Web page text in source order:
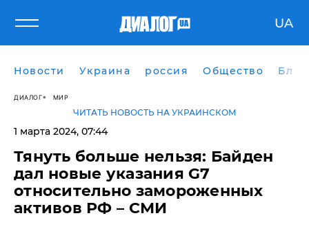
UA
Новости Украина россия Общество
ДИАЛОГ МИР
ЧИТАТЬ НОВОСТЬ НА УКРАИНСКОМ
1 марта 2024, 07:44
​Тянуть больше нельзя: Байден
дал новые указания G7
относительно замороженных
активов РФ – СМИ